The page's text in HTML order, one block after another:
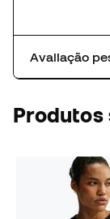
Avaliação
Produtos